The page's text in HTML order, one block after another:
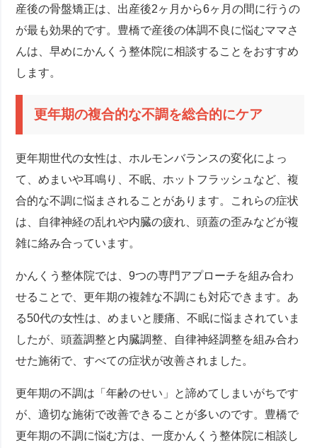
産後の骨盤矯正は、出産後2ヶ月から6ヶ月の間に行うの
が最も効果的です。豊橋で産後の体調不良に悩むママさ
んは、早めにかんくう整体院に相談することをおすすめ
します。
更年期の複合的な不調を総合的にケア
更年期世代の女性は、ホルモンバランスの変化によっ
て、めまいや耳鳴り、不眠、ホットフラッシュなど、複
合的な不調に悩まされることがあります。これらの症状
は、自律神経の乱れや内臓の疲れ、頭蓋の歪みなどが複
雑に絡み合っています。
かんくう整体院では、9つの専門アプローチを組み合わ
せることで、更年期の複雑な不調にも対応できます。あ
る50代の女性は、めまいと腰痛、不眠に悩まされていま
したが、頭蓋調整と内臓調整、自律神経調整を組み合わ
せた施術で、すべての症状が改善されました。
更年期の不調は「年齢のせい」と諦めてしまいがちです
が、適切な施術で改善できることが多いのです。豊橋で
更年期の不調に悩む方は、一度かんくう整体院に相談し